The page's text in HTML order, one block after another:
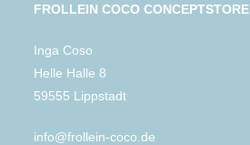
FROLLEIN COCO CONCEPTSTORE
Inga Coso
Helle Halle 8
59555 Lippstadt
info@frollein-coco.de